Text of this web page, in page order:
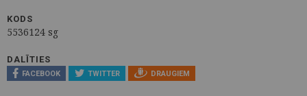
KODS
5536124 sg
DALĪTIES
FACEBOOK TWITTER DRAUGIEM